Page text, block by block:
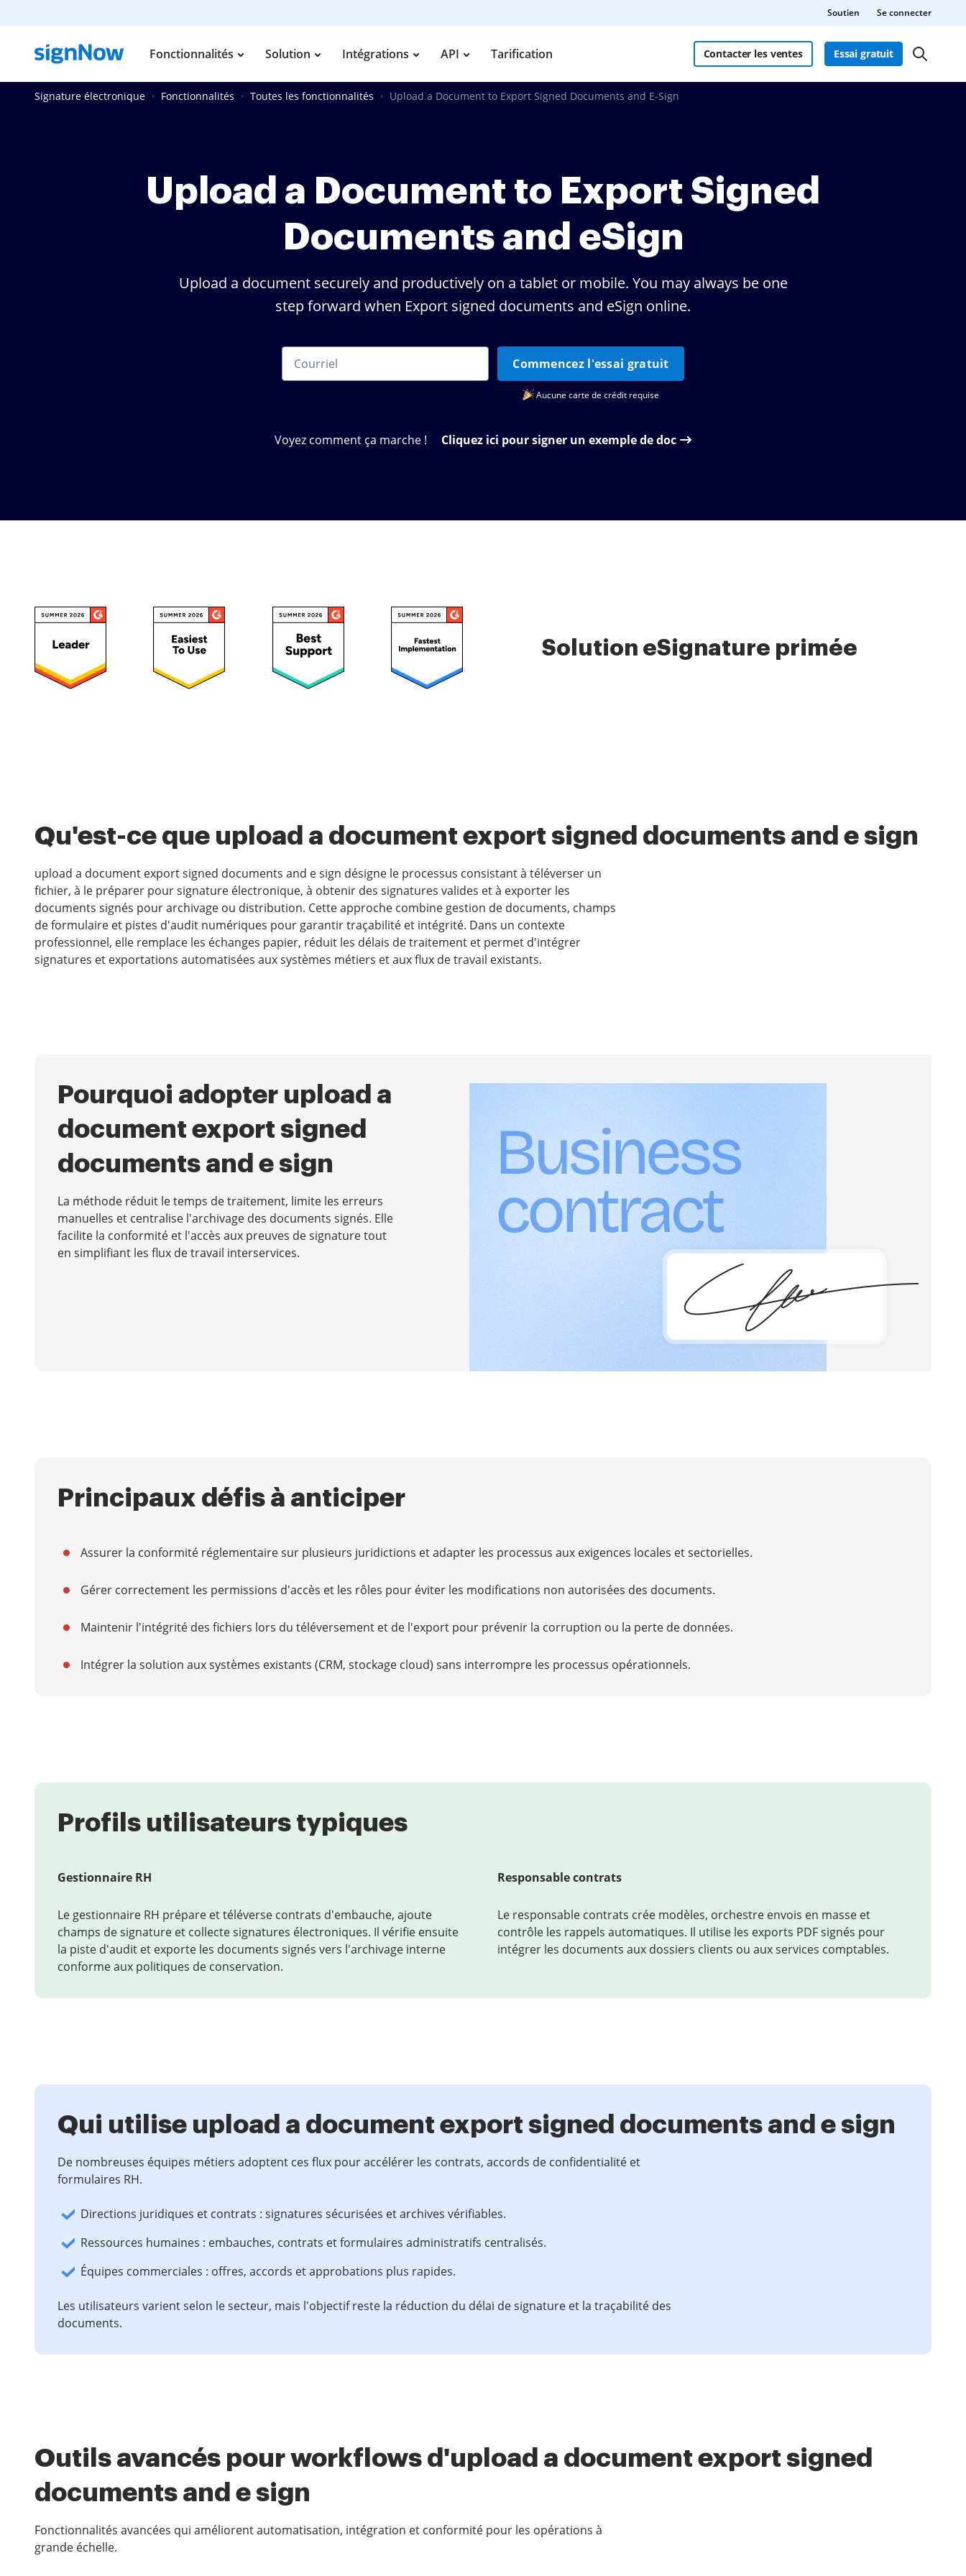
Soutien Se connecter
Fonctionnalités Solution Intégrations API Tarification Contacter les ventes Essai gratuit
Signature électronique Fonctionnalités Toutes les fonctionnalités Upload a Document to Export Signed Documents and E-Sign
Upload a Document to Export Signed
Documents and eSign
Upload a document securely and productively on a tablet or mobile. You may always be one
step forward when Export signed documents and eSign online.
Commencez l'essai gratuit
Aucune carte de crédit requise
Voyez comment ça marche ! Cliquez ici pour signer un exemple de doc
Solution eSignature primée
Qu'est-ce que upload a document export signed documents and e sign
upload a document export signed documents and e sign désigne le processus consistant à téléverser un
fichier, à le préparer pour signature électronique, à obtenir des signatures valides et à exporter les
documents signés pour archivage ou distribution. Cette approche combine gestion de documents, champs
de formulaire et pistes d'audit numériques pour garantir traçabilité et intégrité. Dans un contexte
professionnel, elle remplace les échanges papier, réduit les délais de traitement et permet d'intégrer
signatures et exportations automatisées aux systèmes métiers et aux flux de travail existants.
Pourquoi adopter upload a
document export signed
documents and e sign
La méthode réduit le temps de traitement, limite les erreurs
manuelles et centralise l'archivage des documents signés. Elle
facilite la conformité et l'accès aux preuves de signature tout
en simplifiant les flux de travail interservices.
Principaux défis à anticiper
Assurer la conformité réglementaire sur plusieurs juridictions et adapter les processus aux exigences locales et sectorielles.
Gérer correctement les permissions d'accès et les rôles pour éviter les modifications non autorisées des documents.
Maintenir l'intégrité des fichiers lors du téléversement et de l'export pour prévenir la corruption ou la perte de données.
Intégrer la solution aux systèmes existants (CRM, stockage cloud) sans interrompre les processus opérationnels.
Profils utilisateurs typiques
Gestionnaire RH
Le gestionnaire RH prépare et téléverse contrats d'embauche, ajoute
champs de signature et collecte signatures électroniques. Il vérifie ensuite
la piste d'audit et exporte les documents signés vers l'archivage interne
conforme aux politiques de conservation.
Responsable contrats
Le responsable contrats crée modèles, orchestre envois en masse et
contrôle les rappels automatiques. Il utilise les exports PDF signés pour
intégrer les documents aux dossiers clients ou aux services comptables.
Qui utilise upload a document export signed documents and e sign
De nombreuses équipes métiers adoptent ces flux pour accélérer les contrats, accords de confidentialité et
formulaires RH.
Directions juridiques et contrats : signatures sécurisées et archives vérifiables.
Ressources humaines : embauches, contrats et formulaires administratifs centralisés.
Équipes commerciales : offres, accords et approbations plus rapides.
Les utilisateurs varient selon le secteur, mais l'objectif reste la réduction du délai de signature et la traçabilité des
documents.
Outils avancés pour workflows d'upload a document export signed
documents and e sign
Fonctionnalités avancées qui améliorent automatisation, intégration et conformité pour les opérations à
grande échelle.